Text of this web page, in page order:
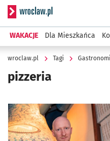
Serwis
WAKACJE Dla Mieszkańca
wroclaw.pl Tagi
pizzeria